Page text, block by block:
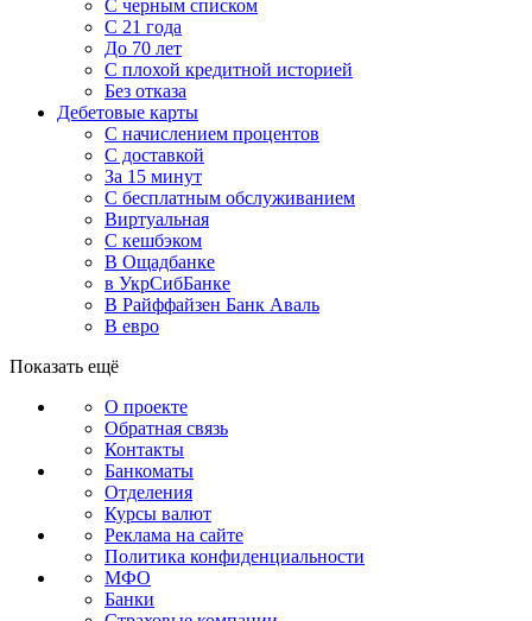
С черным списком
С 21 года
До 70 лет
С плохой кредитной историей
Без отказа
Дебетовые карты
С начислением процентов
С доставкой
За 15 минут
С бесплатным обслуживанием
Виртуальная
С кешбэком
В Ощадбанке
в УкрСибБанке
В Райффайзен Банк Аваль
В евро
Показать ещё
О проекте
Обратная связь
Контакты
Банкоматы
Отделения
Курсы валют
Реклама на сайте
Политика конфиденциальности
МФО
Банки